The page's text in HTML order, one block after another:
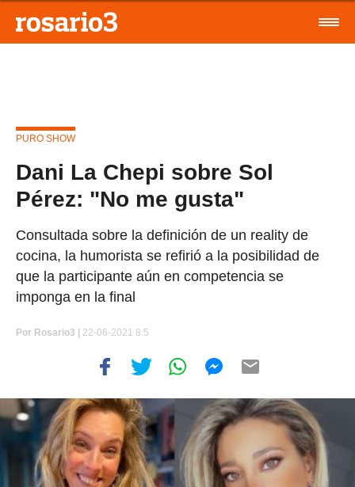
PURO SHOW
Dani La Chepi sobre Sol
Pérez: "No me gusta"
Consultada sobre la definición de un reality de
cocina, la humorista se refirió a la posibilidad de
que la participante aún en competencia se
imponga en la final
Por Rosario3 | 22-06-2021 8:5